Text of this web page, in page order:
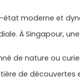
moderne et
À Singapour,
de nature ou
de découvertes